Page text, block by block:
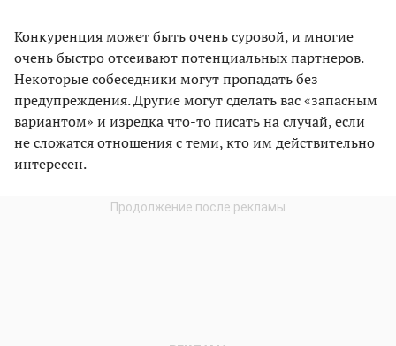
Конкуренция может быть очень суровой, и многие
очень быстро отсеивают потенциальных партнеров.
Некоторые собеседники могут пропадать без
предупреждения. Другие могут сделать вас «запасным
вариантом» и изредка что-то писать на случай, если
не сложатся отношения с теми, кто им действительно
интересен.